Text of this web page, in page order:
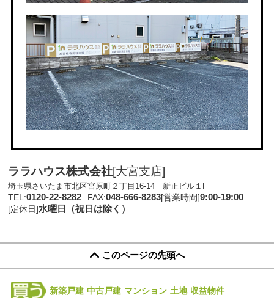
ララハウス株式会社[大宮支店]
埼玉県さいたま市北区宮原町２丁目16-14 新正ビル１F
TEL:0120-22-8282 FAX:048-666-8283[営業時間]9:00-19:00
[定休日]水曜日（祝日は除く）
このページの先頭へ
新築戸建 中古戸建 マンション 土地 収益物件